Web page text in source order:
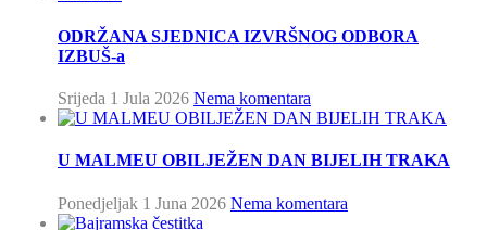
ODRŽANA SJEDNICA IZVRŠNOG ODBORA
IZBUŠ-a
Srijeda 1 Jula 2026 Nema komentara
U MALMEU OBILJEŽEN DAN BIJELIH TRAKA
Ponedjeljak 1 Juna 2026 Nema komentara